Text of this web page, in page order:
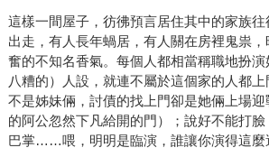
這樣一間屋子，彷彿預言居住其中的家族
出走，有人長年蝸居，有人關在房裡鬼祟
奮的不知名香氣。每個人都相當稱職地扮
八糟的）人設，就連不屬於這個家的人都
不是姊妹倆，討債的找上門卻是她倆上場
的阿公忽然下凡給開的門）；說好不能打
巴掌……喂，明明是臨演，誰讓你演得這麼